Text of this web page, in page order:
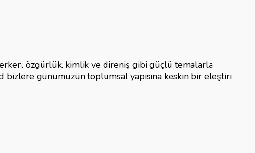
özgürlük, kimlik ve direniş gibi güçlü temalarla
bizlere günümüzün toplumsal yapısına keskin bir eleştiri